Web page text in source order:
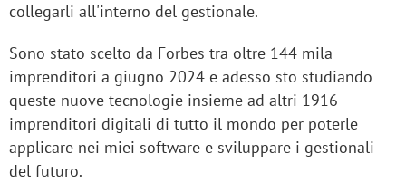
collegarli all'interno del gestionale.
Sono stato scelto da Forbes tra oltre 144 mila
imprenditori a giugno 2024 e adesso sto studiando
queste nuove tecnologie insieme ad altri 1916
imprenditori digitali di tutto il mondo per poterle
applicare nei miei software e sviluppare i gestionali
del futuro.